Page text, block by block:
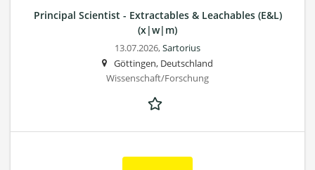
Principal Scientist - Extractables & Leachables (E&L)
(x|w|m)
13.07.2026,Sartorius
Göttingen, Deutschland
Wissenschaft/Forschung